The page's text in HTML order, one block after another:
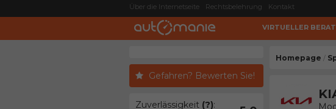
Über die Internetseite Rechtsbelehrung Kontakt
VIRTUELLER
Gefahren? Bewerten Sie!
Zuverlässigkeit (?):
Homepage /